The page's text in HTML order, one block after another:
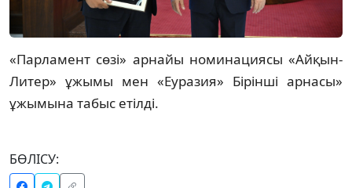
«Парламент сөзі» арнайы номинациясы «Айқын-
Литер» ұжымы мен «Еуразия» Бірінші арнасы»
ұжымына табыс етілді.
БӨЛІСУ: